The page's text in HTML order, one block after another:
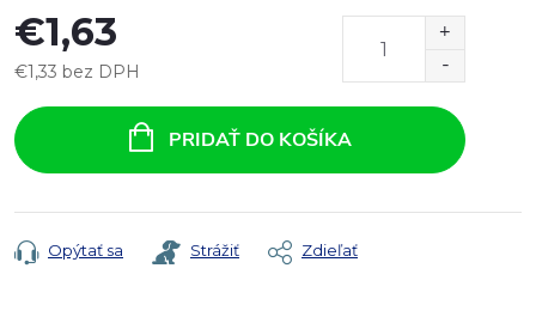
€1,63
€1,33 bez DPH
cena:
PRIDAŤ DO KOŠÍKA
Opýtať sa Strážiť Zdieľať